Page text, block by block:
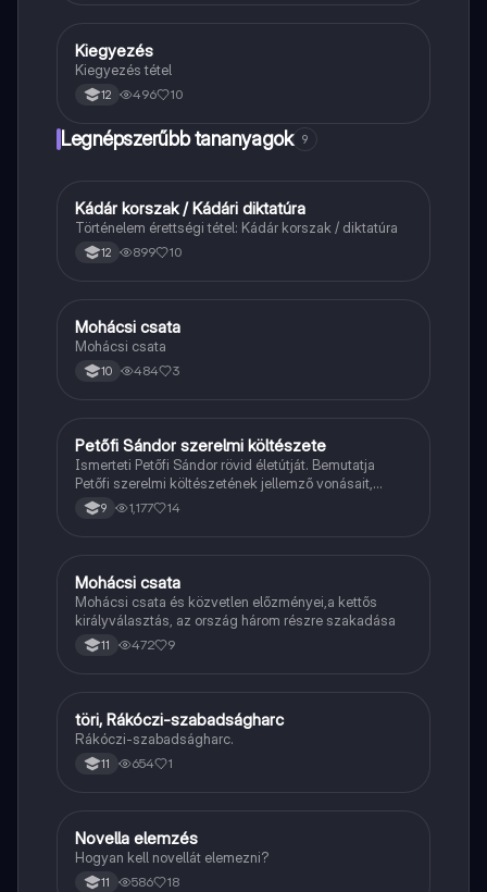
Töri
Kiegyezés
Kiegyezés tétel
12 496 10
Legnépszerűbb tananyagok 9
Töri
Kádár korszak / Kádári diktatúra
Történelem érettségi tétel: Kádár korszak / diktatúra
12 899 10
Magyar
Mohácsi csata
Mohácsi csata
10 484 3
Magyar
Petőfi Sándor szerelmi költészete
Ismerteti Petőfi Sándor rövid életútját. Bemutatja
Petőfi szerelmi költészetének jellemző vonásait,
vereseinek ihletőit és külön kitér a hitvesi
költészetére.
9 1,177 14
Töri
Mohácsi csata
Mohácsi csata és közvetlen előzményei,a kettős
királyválasztás, az ország három részre szakadása
11 472 9
Töri
töri, Rákóczi-szabadságharc
Rákóczi-szabadságharc.
11 654 1
Magyar
Novella elemzés
Hogyan kell novellát elemezni?
11 586 18